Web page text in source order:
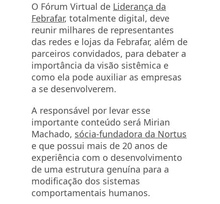
O Fórum Virtual de Liderança da
Febrafar, totalmente digital, deve
reunir milhares de representantes
das redes e lojas da Febrafar, além de
parceiros convidados, para debater a
importância da visão sistêmica e
como ela pode auxiliar as empresas
a se desenvolverem.
A responsável por levar esse
importante conteúdo será Mirian
Machado, sócia-fundadora da Nortus
e que possui mais de 20 anos de
experiência com o desenvolvimento
de uma estrutura genuína para a
modificação dos sistemas
comportamentais humanos.